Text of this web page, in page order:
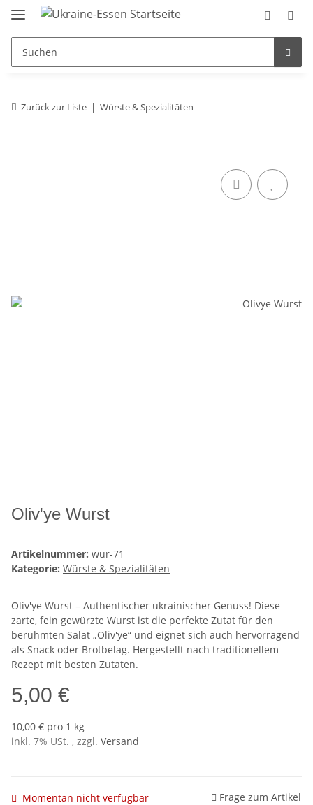
Zurück zur Liste Würste & Spezialitäten
Oliv'ye Wurst
Artikelnummer: wur-71
Kategorie: Würste & Spezialitäten
Oliv'ye Wurst – Authentischer ukrainischer Genuss! Diese
zarte, fein gewürzte Wurst ist die perfekte Zutat für den
berühmten Salat „Oliv'ye“ und eignet sich auch hervorragend
als Snack oder Brotbelag. Hergestellt nach traditionellem
Rezept mit besten Zutaten.
5,00 €
10,00 € pro 1 kg
inkl. 7% USt. , zzgl. Versand
Momentan nicht verfügbar Frage zum Artikel